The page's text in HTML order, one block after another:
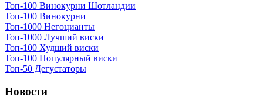
Топ-100 Винокурни Шотландии
Топ-100 Винокурни
Топ-1000 Негоцианты
Топ-1000 Лучший виски
Топ-100 Худший виски
Топ-100 Популярный виски
Топ-50 Дегустаторы
Новости